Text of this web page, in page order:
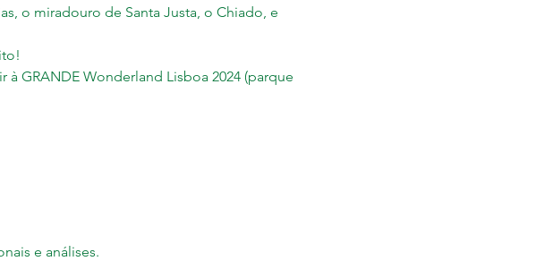
o miradouro de Santa Justa, o Chiado, e
GRANDE Wonderland Lisboa 2024 (parque
e análises.